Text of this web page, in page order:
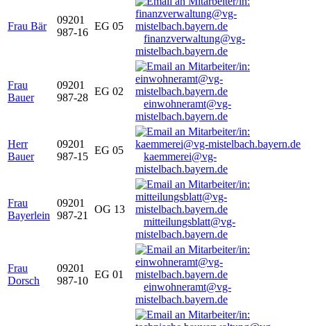
Frau Bär
09201
987-16
EG 05
finanzverwaltung@vg-
mistelbach.bayern.de
Frau
Bauer
09201
987-28
EG 02
einwohneramt@vg-
mistelbach.bayern.de
Herr
Bauer
09201
987-15
EG 05
kaemmerei@vg-
mistelbach.bayern.de
Frau
Bayerlein
09201
987-21
OG 13
mitteilungsblatt@vg-
mistelbach.bayern.de
Frau
Dorsch
09201
987-10
EG 01
einwohneramt@vg-
mistelbach.bayern.de